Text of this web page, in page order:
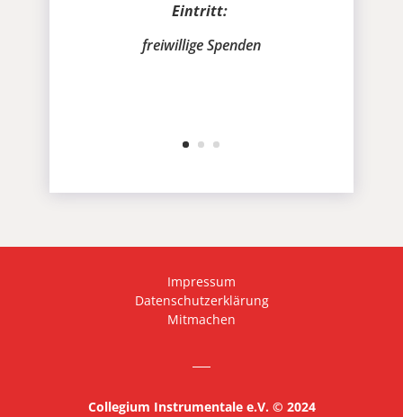
Eintritt:
freiwillige Spenden
Impressum
Datenschutzerklärung
Mitmachen
Collegium Instrumentale e.V. © 2024